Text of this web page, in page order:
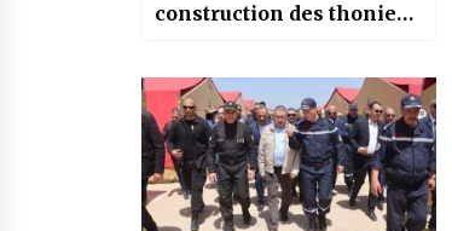
construction des thoniers
développement de la
pêche au large